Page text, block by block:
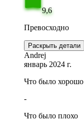
9,6
Превосходно
Раскрыть детали
Andrej
январь 2024 г.
Что было хорошо
-
Что было плохо